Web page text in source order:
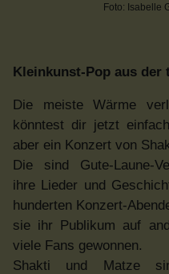
Foto: Isabelle
Kleinkunst-Pop aus der
Die meiste Wärme
könntest dir jetzt
aber ein Konzert von
Die sind Gute-Laune-
ihre Lieder und
hunderten Konzert-
sie ihr Publikum auf
viele Fans gewonnen.
Shakti und Matze